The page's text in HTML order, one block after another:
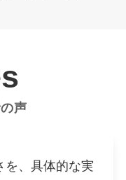
声
を、具体的な実